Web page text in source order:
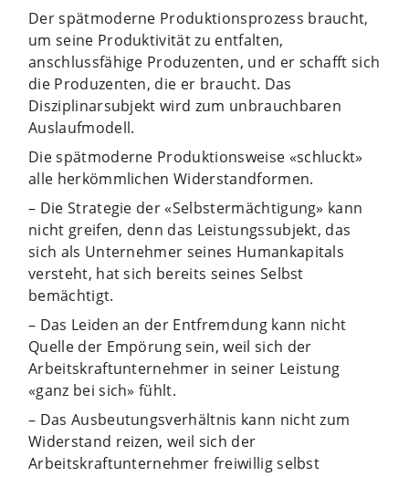
Der spätmoderne Produktionsprozess braucht,
um seine Produktivität zu entfalten,
anschlussfähige Produzenten, und er schafft sich
die Produzenten, die er braucht. Das
Disziplinarsubjekt wird zum unbrauchbaren
Auslaufmodell.
Die spätmoderne Produktionsweise «schluckt»
alle herkömmlichen Widerstandformen.
– Die Strategie der «Selbstermächtigung» kann
nicht greifen, denn das Leistungssubjekt, das
sich als Unternehmer seines Humankapitals
versteht, hat sich bereits seines Selbst
bemächtigt.
– Das Leiden an der Entfremdung kann nicht
Quelle der Empörung sein, weil sich der
Arbeitskraftunternehmer in seiner Leistung
«ganz bei sich» fühlt.
– Das Ausbeutungsverhältnis kann nicht zum
Widerstand reizen, weil sich der
Arbeitskraftunternehmer freiwillig selbst